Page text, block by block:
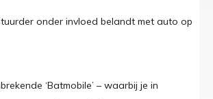
onder invloed belandt met auto op
‘Batmobile’ – waarbij je in